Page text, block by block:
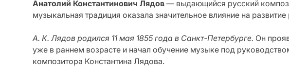
Анатолий Константинович Лядов — выдающийся русский
музыкальная традиция оказала значительное влияние на
А. К. Лядов родился 11 мая 1855 года в Санкт-Петербурге. Он
уже в раннем возрасте и начал обучение музыке под
композитора Константина Лядова.